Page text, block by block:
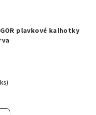
plavkové kalhotky